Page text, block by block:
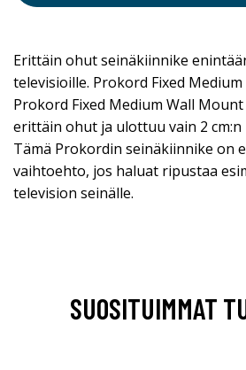
Erittäin ohut seinäkiinnike
televisioille. Prokord Fixed
Prokord Fixed Medium Wall
erittäin ohut ja ulottuu vain 2 cm:n
Tämä Prokordin seinäkiinnike on
vaihtoehto, jos haluat ripustaa
television seinälle.
SUOSITUIMMAT